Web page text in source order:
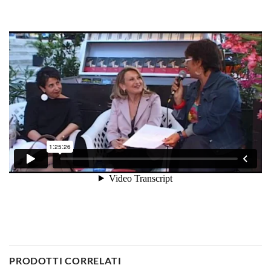
PRODOTTI CORRELATI